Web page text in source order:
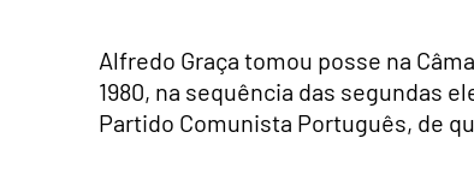
Alfredo Graça tomou posse na
1980, na sequência das segundas
Partido Comunista Português, de